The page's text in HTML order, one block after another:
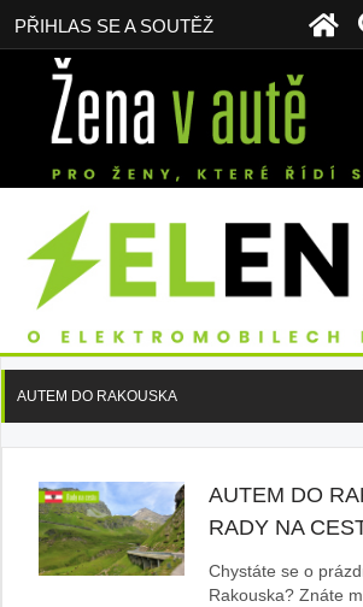
PŘIHLAS SE A SOUTĚŽ
AUTEM DO RAKOUSKA
AUTEM DO
RADY NA
Chystáte se o
Rakouska? Znáte